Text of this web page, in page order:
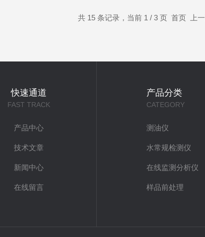
共 15 条记录，当前 1 / 3 页 首页 上
快速通道
FAST TRACK
产品中心
技术文章
新闻中心
在线留言
产品分类
CATEGORY
测油仪
水常规检测仪
在线监测分析仪
样品前处理